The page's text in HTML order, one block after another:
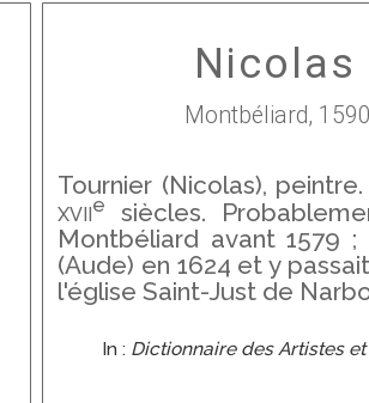
Nicolas
Montbéliard,
Tournier (Nicolas),
xviie
siècles.
Montbéliard avant 1579
(Aude) en 1624 et y
l'église Saint-Just de
In : Dictionnaire des Artistes